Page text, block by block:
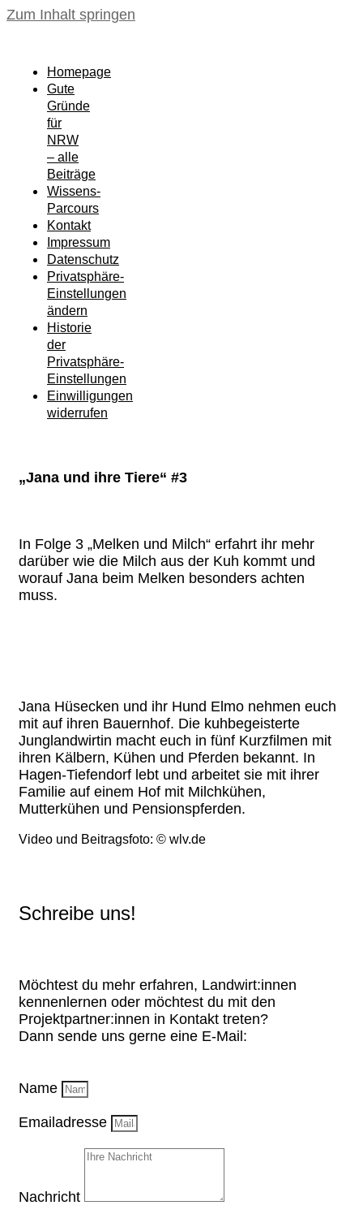
Zum Inhalt springen
Homepage
Gute
Gründe
für
NRW
– alle
Beiträge
Wissens-
Parcours
Kontakt
Impressum
Datenschutz
Privatsphäre-
Einstellungen
ändern
Historie
der
Privatsphäre-
Einstellungen
Einwilligungen
widerrufen
„Jana und ihre Tiere“ #3
In Folge 3 „Melken und Milch“ erfahrt ihr mehr
darüber wie die Milch aus der Kuh kommt und
worauf Jana beim Melken besonders achten
muss.
Jana Hüsecken und ihr Hund Elmo nehmen euch
mit auf ihren Bauernhof. Die kuhbegeisterte
Junglandwirtin macht euch in fünf Kurzfilmen mit
ihren Kälbern, Kühen und Pferden bekannt. In
Hagen-Tiefendorf lebt und arbeitet sie mit ihrer
Familie auf einem Hof mit Milchkühen,
Mutterkühen und Pensionspferden.
Video und Beitragsfoto: © wlv.de
Schreibe uns!
Möchtest du mehr erfahren, Landwirt:innen
kennenlernen oder möchtest du mit den
Projektpartner:innen in Kontakt treten?
Dann sende uns gerne eine E-Mail:
Name
Emailadresse
Nachricht